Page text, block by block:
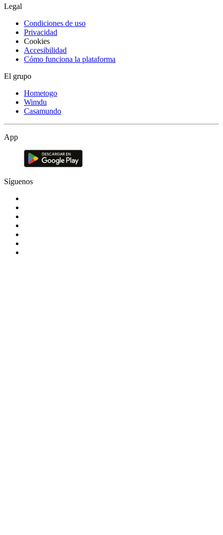
Legal
Condiciones de uso
Privacidad
Cookies
Accesibilidad
Cómo funciona la plataforma
El grupo
Hometogo
Wimdu
Casamundo
App
Síguenos